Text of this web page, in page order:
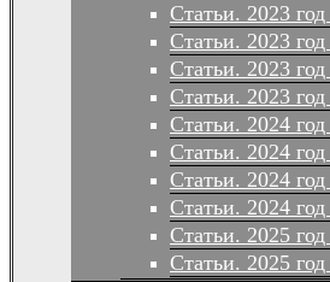
Статьи. 2023
Статьи. 2023
Статьи. 2023
Статьи. 2023
Статьи. 2024
Статьи. 2024
Статьи. 2024
Статьи. 2024
Статьи. 2025
Статьи. 2025